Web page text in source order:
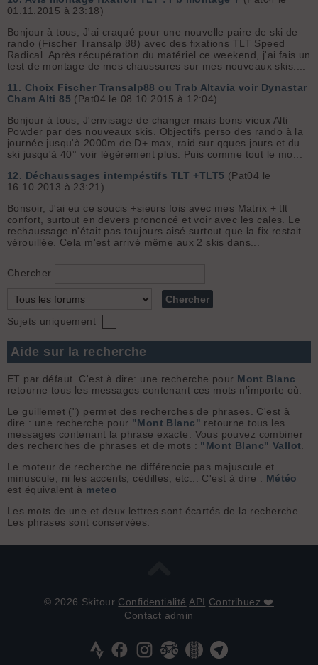
01.11.2015 à 23:18)
Bonjour à tous, J'ai craqué pour une nouvelle paire de ski de
rando (Fischer Transalp 88) avec des fixations TLT Speed
Radical. Après récupération du matériel ce weekend, j'ai fais un
test de montage de mes chaussures sur mes nouveaux skis....
11. Choix Fischer Transalp88 ou Trab Altavia voir Dynastar
Cham Alti 85 (Pat04 le 08.10.2015 à 12:04)
Bonjour à tous, J'envisage de changer mais bons vieux Alti
Powder par des nouveaux skis. Objectifs perso des rando à la
journée jusqu'à 2000m de D+ max, raid sur qques jours et du
ski jusqu'à 40° voir légèrement plus. Puis comme tout le mo...
12. Déchaussages intempéstifs TLT +TLT5 (Pat04 le
16.10.2013 à 23:21)
Bonsoir, J'ai eu ce soucis +sieurs fois avec mes Matrix + tlt
confort, surtout en devers prononcé et voir avec les cales. Le
rechaussage n'était pas toujours aisé surtout que la fix restait
vérouillée. Cela m'est arrivé même aux 2 skis dans...
Chercher
Sujets uniquement
Aide sur la recherche
ET par défaut. C'est à dire: une recherche pour Mont Blanc
retourne tous les messages contenant ces mots n'importe où.
Le guillemet (") permet des recherches de phrases. C'est à
dire : une recherche pour "Mont Blanc" retourne tous les
messages contenant la phrase exacte. Vous pouvez combiner
des recherches de phrases et de mots : "Mont Blanc" Vallot
Le moteur de recherche ne différencie pas majuscule et
minuscule, ni les accents, cédilles, etc... C'est à dire : Météo
est équivalent à meteo
Les mots de une et deux lettres sont écartés de la recherche.
Les phrases sont conservées.
© 2026 Skitour Confidentialité API Contribuez ❤️
Contact admin